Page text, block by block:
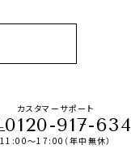
カスタマーサポート
0120-917-634
11:00～17:00（年中無休）